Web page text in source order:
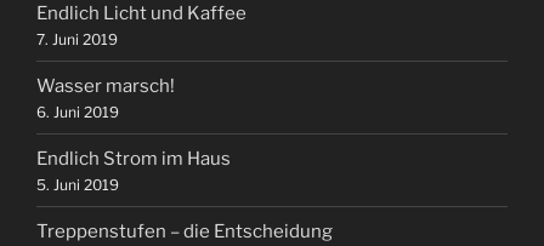
Endlich Licht und Kaffee
7. Juni 2019
Wasser marsch!
6. Juni 2019
Endlich Strom im Haus
5. Juni 2019
Treppenstufen – die Entscheidung